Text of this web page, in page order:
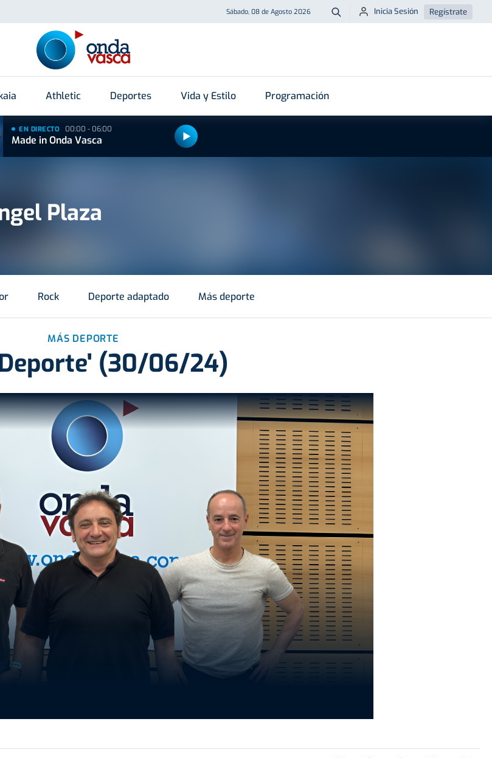
Sábado, 08 de Agosto 2026 Buscar
Inicia Sesión Regístrate
Athletic Deportes Vida y Estilo Programación
EN DIRECTO 00:00 - 06:00
Made in Onda Vasca
Plaza
Rock Deporte adaptado Más deporte
MÁS DEPORTE
(30/06/24)